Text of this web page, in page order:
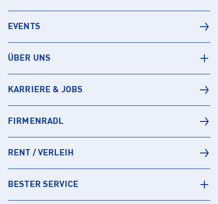
EVENTS
ÜBER UNS
KARRIERE & JOBS
FIRMENRADL
RENT / VERLEIH
BESTER SERVICE